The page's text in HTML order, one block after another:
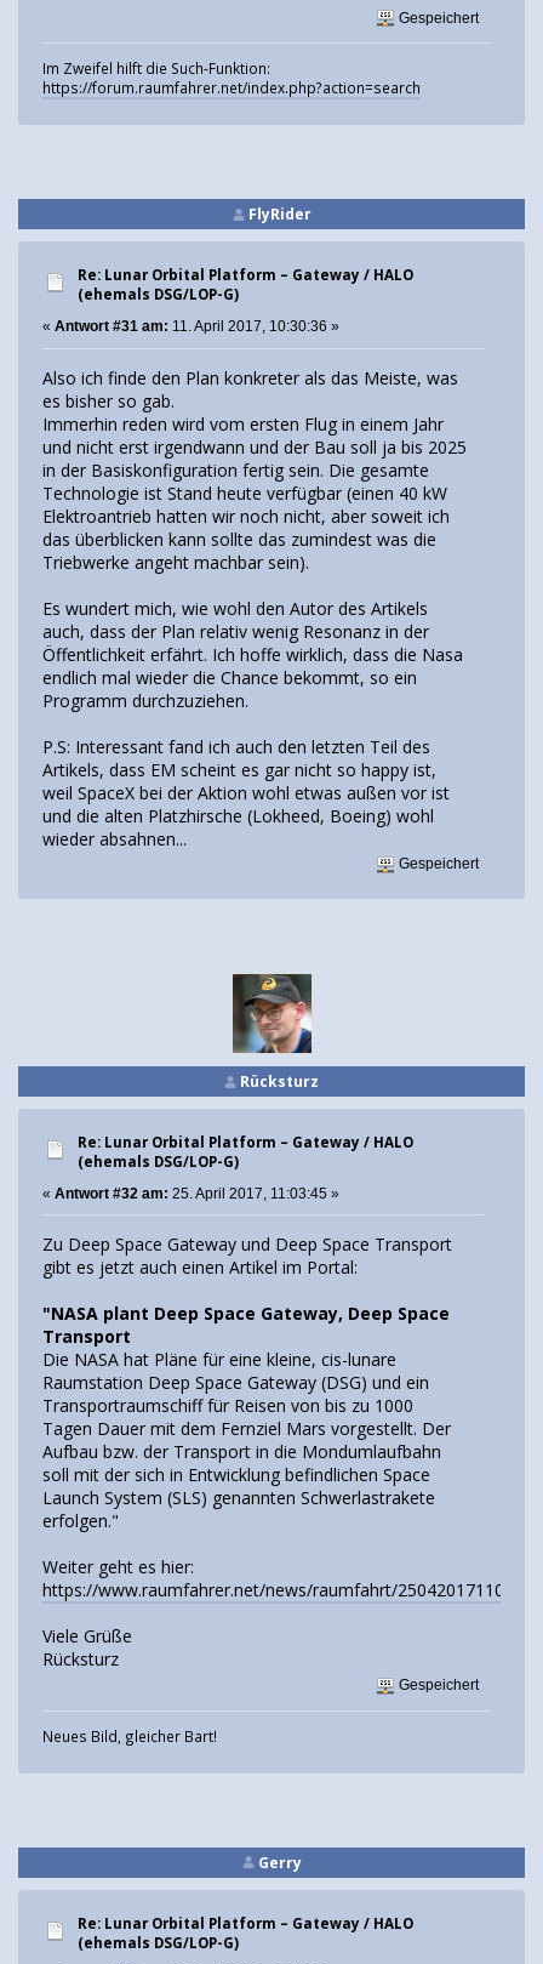
Gespeichert
Im Zweifel hilft die Such-Funktion:
https://forum.raumfahrer.net/index.php?action=search
FlyRider
Re: Lunar Orbital Platform – Gateway / HALO
(ehemals DSG/LOP-G)
« Antwort #31 am: 11. April 2017, 10:30:36 »
Also ich finde den Plan konkreter als das Meiste, was
es bisher so gab.
Immerhin reden wird vom ersten Flug in einem Jahr
und nicht erst irgendwann und der Bau soll ja bis 2025
in der Basiskonfiguration fertig sein. Die gesamte
Technologie ist Stand heute verfügbar (einen 40 kW
Elektroantrieb hatten wir noch nicht, aber soweit ich
das überblicken kann sollte das zumindest was die
Triebwerke angeht machbar sein).
Es wundert mich, wie wohl den Autor des Artikels
auch, dass der Plan relativ wenig Resonanz in der
Öffentlichkeit erfährt. Ich hoffe wirklich, dass die Nasa
endlich mal wieder die Chance bekommt, so ein
Programm durchzuziehen.
P.S: Interessant fand ich auch den letzten Teil des
Artikels, dass EM scheint es gar nicht so happy ist,
weil SpaceX bei der Aktion wohl etwas außen vor ist
und die alten Platzhirsche (Lokheed, Boeing) wohl
wieder absahnen...
Gespeichert
Rücksturz
Re: Lunar Orbital Platform – Gateway / HALO
(ehemals DSG/LOP-G)
« Antwort #32 am: 25. April 2017, 11:03:45 »
Zu Deep Space Gateway und Deep Space Transport
gibt es jetzt auch einen Artikel im Portal:
"NASA plant Deep Space Gateway, Deep Space
Transport
Die NASA hat Pläne für eine kleine, cis-lunare
Raumstation Deep Space Gateway (DSG) und ein
Transportraumschiff für Reisen von bis zu 1000
Tagen Dauer mit dem Fernziel Mars vorgestellt. Der
Aufbau bzw. der Transport in die Mondumlaufbahn
soll mit der sich in Entwicklung befindlichen Space
Launch System (SLS) genannten Schwerlastrakete
erfolgen."
Weiter geht es hier:
https://www.raumfahrer.net/news/raumfahrt/
Viele Grüße
Rücksturz
Gespeichert
Neues Bild, gleicher Bart!
Gerry
Re: Lunar Orbital Platform – Gateway / HALO
(ehemals DSG/LOP-G)